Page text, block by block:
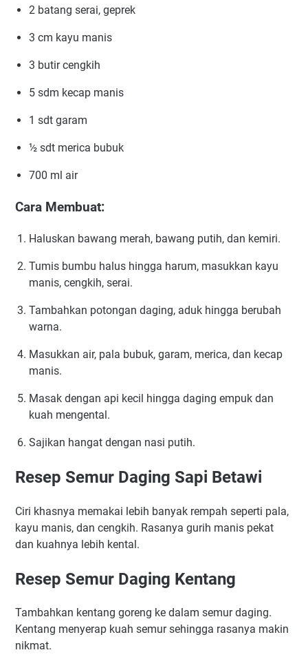
2 batang serai, geprek
3 cm kayu manis
3 butir cengkih
5 sdm kecap manis
1 sdt garam
½ sdt merica bubuk
700 ml air
Cara Membuat:
Haluskan bawang merah, bawang putih, dan kemiri.
Tumis bumbu halus hingga harum, masukkan kayu
manis, cengkih, serai.
Tambahkan potongan daging, aduk hingga berubah
warna.
Masukkan air, pala bubuk, garam, merica, dan kecap
manis.
Masak dengan api kecil hingga daging empuk dan
kuah mengental.
Sajikan hangat dengan nasi putih.
Resep Semur Daging Sapi Betawi
Ciri khasnya memakai lebih banyak rempah seperti pala,
kayu manis, dan cengkih. Rasanya gurih manis pekat
dan kuahnya lebih kental.
Resep Semur Daging Kentang
Tambahkan kentang goreng ke dalam semur daging.
Kentang menyerap kuah semur sehingga rasanya makin
nikmat.